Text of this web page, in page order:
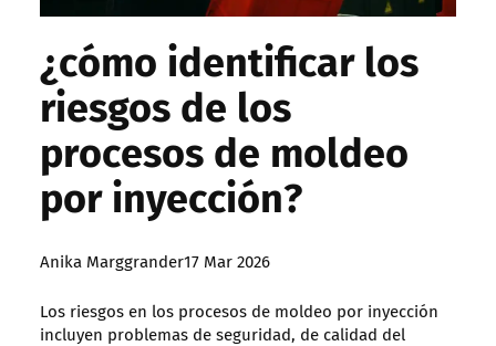
¿cómo identificar los
riesgos de los
procesos de moldeo
por inyección?
Posted
Anika Marggrander17 Mar 2026
Los riesgos en los procesos de moldeo por inyección
incluyen problemas de seguridad, de calidad del